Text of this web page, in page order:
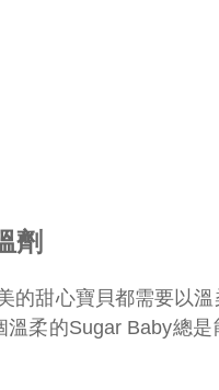
劑
的甜心寶貝都需要以溫
柔的Sugar Baby總是